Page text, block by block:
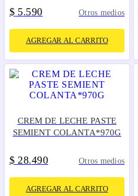
$ 5.590 Otros medios
AGREGAR AL CARRITO
CREM DE LECHE PASTE
SEMIENT COLANTA*970G
$ 28.490 Otros medios
AGREGAR AL CARRITO